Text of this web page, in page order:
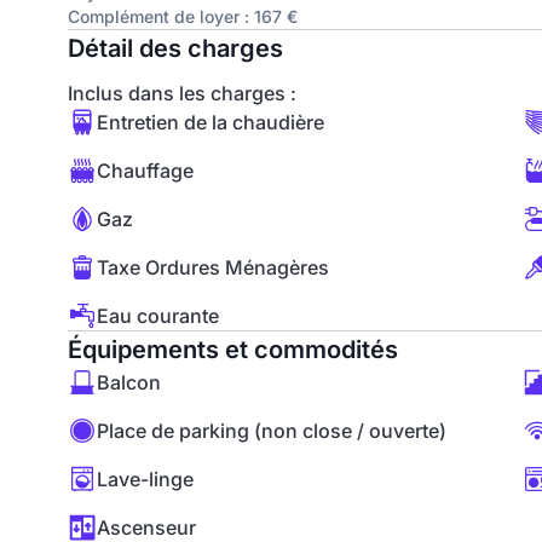
Complément de loyer : 167 €
Détail des charges
Inclus dans les charges :
Entretien de la chaudière
Chauffage
Gaz
Taxe Ordures Ménagères
Eau courante
Équipements et commodités
Balcon
Place de parking (non close / ouverte)
Lave-linge
Ascenseur